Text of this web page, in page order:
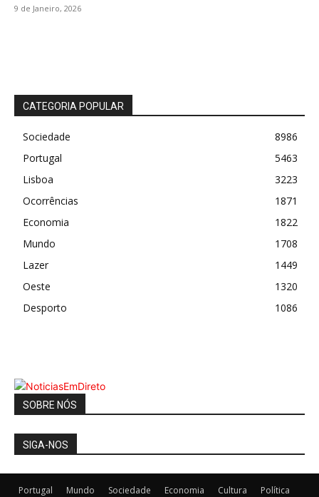
9 de Janeiro, 2026
CATEGORIA POPULAR
Sociedade
8986
Portugal
5463
Lisboa
3223
Ocorrências
1871
Economia
1822
Mundo
1708
Lazer
1449
Oeste
1320
Desporto
1086
SOBRE NÓS
SIGA-NOS
Portugal Mundo Sociedade Economia Cultura Política